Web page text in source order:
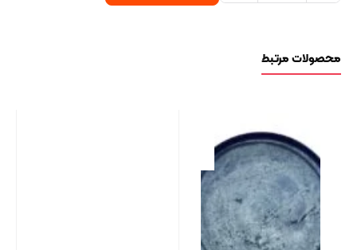
محصولات مرتبط